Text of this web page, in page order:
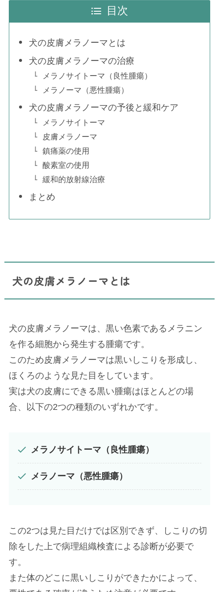
目次
犬の皮膚メラノーマとは
犬の皮膚メラノーマの治療
メラノサイトーマ（良性腫瘍）
メラノーマ（悪性腫瘍）
犬の皮膚メラノーマの予後と緩和ケア
メラノサイトーマ
皮膚メラノーマ
鎮痛薬の使用
酸素室の使用
緩和的放射線治療
まとめ
犬の皮膚メラノーマとは
犬の皮膚メラノーマは、黒い色素であるメラニン
を作る細胞から発生する腫瘍です。
このため皮膚メラノーマは黒いしこりを形成し、
ほくろのような見た目をしています。
実は犬の皮膚にできる黒い腫瘍はほとんどの場
合、以下の2つの種類のいずれかです。
メラノサイトーマ（良性腫瘍）
メラノーマ（悪性腫瘍）
この2つは見た目だけでは区別できず、しこりの切
除をした上で病理組織検査による診断が必要で
す。
また体のどこに黒いしこりができたかによって、